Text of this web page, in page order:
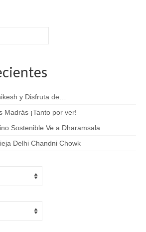
y Disfruta de…
Madrás ¡Tanto por ver!
Sostenible Ve a Dharamsala
Delhi Chandni Chowk